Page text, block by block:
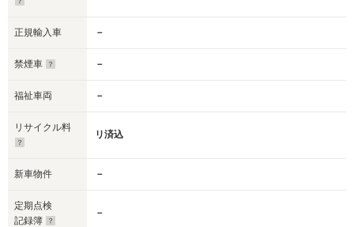
正規輸入車 －
禁煙車 －
福祉車両 －
リサイクル料
リ済込
新車物件 －
定期点検
記録簿
－